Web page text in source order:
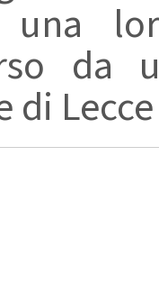
una
da
di